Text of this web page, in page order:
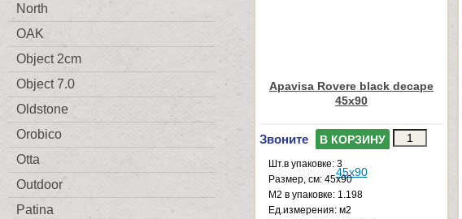
North
OAK
Object 2cm
Object 7.0
Oldstone
Orobico
Otta
Outdoor
Patina
Apavisa Rovere black decape
45x90
Звоните В КОРЗИНУ
Шт.в упаковке: 3
Размер, см: 45x90
М2 в упаковке: 1.198
Ед.измерения: м2